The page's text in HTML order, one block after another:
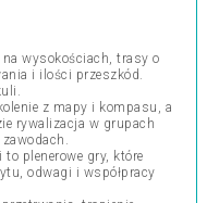
wysokościach, trasy o
i ilości przeszkód.
z mapy i kompasu, a
rywalizacja w grupach
plenerowe gry, które
odwagi i współpracy